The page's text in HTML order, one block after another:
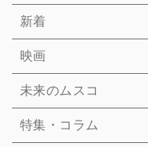
新着
映画
未来のムスコ
特集・コラム